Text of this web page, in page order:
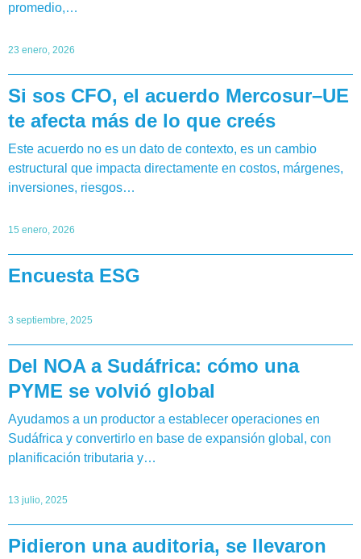
promedio,…
23 enero, 2026
Si sos CFO, el acuerdo Mercosur–UE
te afecta más de lo que creés
Este acuerdo no es un dato de contexto, es un cambio
estructural que impacta directamente en costos, márgenes,
inversiones, riesgos…
15 enero, 2026
Encuesta ESG
3 septiembre, 2025
Del NOA a Sudáfrica: cómo una
PYME se volvió global
Ayudamos a un productor a establecer operaciones en
Sudáfrica y convertirlo en base de expansión global, con
planificación tributaria y…
13 julio, 2025
Pidieron una auditoria, se llevaron